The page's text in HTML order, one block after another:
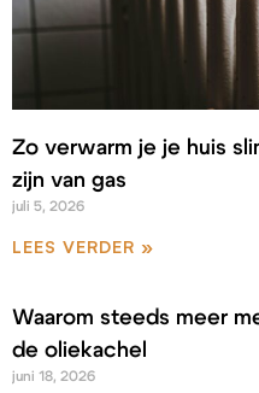
Zo verwarm je je huis
zijn van gas
juli 5, 2026
LEES VERDER »
Waarom steeds meer
de oliekachel
juni 18, 2026